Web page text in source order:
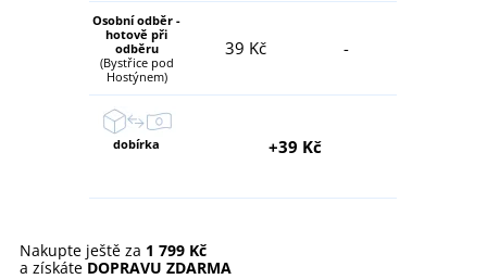
Osobní odběr -
hotově při
odběru
(Bystřice pod
Hostýnem)
39 Kč -
dobírka +39 Kč
Nakupte ještě za 1 799 Kč
a získáte DOPRAVU ZDARMA